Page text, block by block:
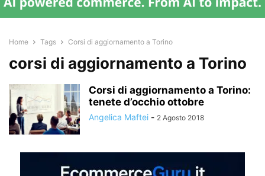
Home Tags Corsi di aggiornamento a Torino
corsi di aggiornamento a Torino
Corsi di aggiornamento a Torino:
tenete d’occhio ottobre
Angelica Maftei - 2 Agosto 2018